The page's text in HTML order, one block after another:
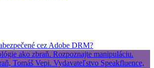
cez Adobe DRM?